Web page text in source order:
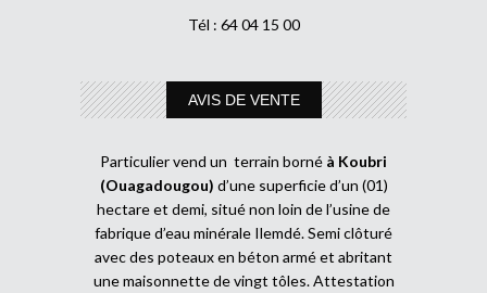
Tél : 64 04 15 00
AVIS DE VENTE
Particulier vend un terrain borné à Koubri
(Ouagadougou) d’une superficie d’un (01)
hectare et demi, situé non loin de l’usine de
fabrique d’eau minérale Ilemdé. Semi clôturé
avec des poteaux en béton armé et abritant
une maisonnette de vingt tôles. Attestation